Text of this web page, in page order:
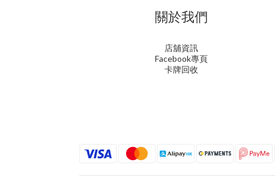
關於我們
店舖資訊
Facebook專頁
卡牌回收